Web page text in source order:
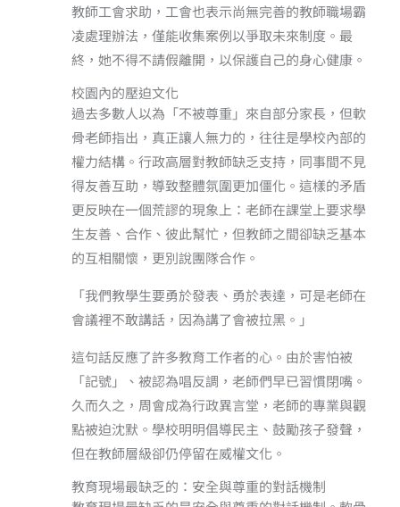
教師工會求助，工會也表示尚無完善的教師職場霸
凌處理辦法，僅能收集案例以爭取未來制度。最
終，她不得不請假離開，以保護自己的身心健康。
校園內的壓迫文化
過去多數人以為「不被尊重」來自部分家長，但軟
骨老師指出，真正讓人無力的，往往是學校內部的
權力結構。行政高層對教師缺乏支持，同事間不見
得友善互助，導致整體氛圍更加僵化。這樣的矛盾
更反映在一個荒謬的現象上：老師在課堂上要求學
生友善、合作、彼此幫忙，但教師之間卻缺乏基本
的互相關懷，更別說團隊合作。
「我們教學生要勇於發表、勇於表達，可是老師在
會議裡不敢講話，因為講了會被拉黑。」
這句話反應了許多教育工作者的心。由於害怕被
「記號」、被認為唱反調，老師們早已習慣閉嘴。
久而久之，周會成為行政異言堂，老師的專業與觀
點被迫沈默。學校明明倡導民主、鼓勵孩子發聲，
但在教師層級卻仍停留在威權文化。
教育現場最缺乏的：安全與尊重的對話機制